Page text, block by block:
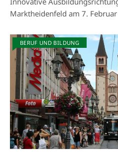
Marktheidenfeld am 7. Februar
BERUF UND BILDUNG